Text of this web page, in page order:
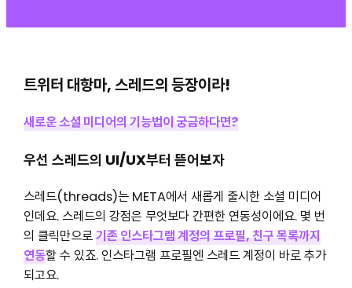
트위터 대항마, 스레드의 등장이라!
새로운 소셜 미디어의 기능법이 궁금하다면?
우선 스레드의 UI/UX부터 뜯어보자
스레드(threads)는 META에서 새롭게 출시한 소셜 미디어
인데요. 스레드의 강점은 무엇보다 간편한 연동성이에요. 몇 번
의 클릭만으로기존 인스타그램 계정의 프로필, 친구 목록까지
연동할 수 있죠. 인스타그램 프로필엔 스레드 계정이 바로 추가
되고요.